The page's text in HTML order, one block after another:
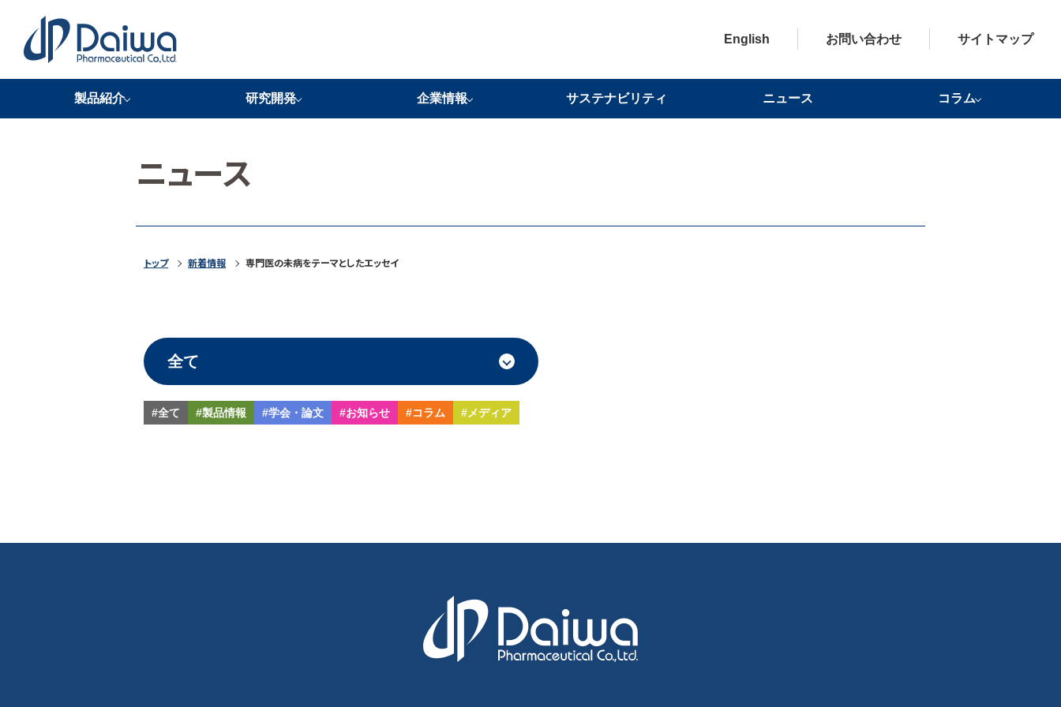
製品紹介
バイオブラン
NKCP
米ケフィラン
HSOP
研究開発
FSSC22000認証取得
研究機関ネットワーク
企業情報
当社の強み
企業理念
代表メッセージ
会社概要
事業所紹介
沿革
グループ企業・ネットワーク
サステナビリティ ニュース コラム
健康かわら版一覧
ドクターからの健康アドバイ
健康豆知識
ワールドヘルスレポート
サイトマップ
お問い合わせ
English
ニュース
トップ 新着情報 専門医の未病をテーマとしたエッセイ
#全て #製品情報 #学会・論文 #お知らせ #コラム #メディア